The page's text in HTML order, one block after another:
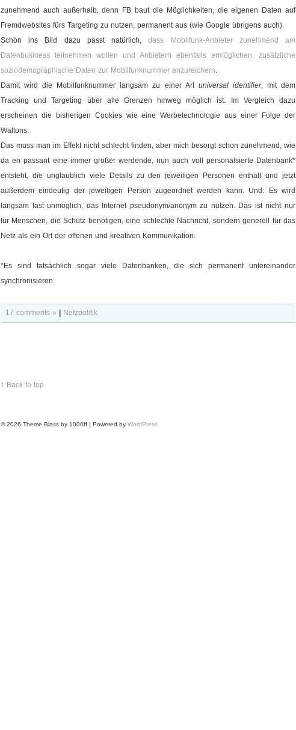
zunehmend auch außerhalb, denn FB baut die Möglichkeiten, die eigenen Daten auf
Fremdwebsites fürs Targeting zu nutzen, permanent aus (wie Google übrigens auch).
Schön ins Bild dazu passt natürlich,dass Mobilfunk-Anbieter zunehmend am
Datenbusiness teilnehmen wollen und Anbietern ebenfalls ermöglichen, zusätzliche
soziodemographische Daten zur Mobilfunknummer anzureichern.
Damit wird die Mobilfunknummer langsam zu einer Art universal identifier, mit dem
Tracking und Targeting über alle Grenzen hinweg möglich ist. Im Vergleich dazu
erscheinen die bisherigen Cookies wie eine Werbetechnologie aus einer Folge der
Waltons.
Das muss man im Effekt nicht schlecht finden, aber mich besorgt schon zunehmend, wie
da en passant eine immer größer werdende, nun auch voll personalsierte Datenbank*
entsteht, die unglaublich viele Details zu den jeweiligen Personen enthält und jetzt
außerdem eindeutig der jeweiligen Person zugeordnet werden kann. Und: Es wird
langsam fast unmöglich, das Internet pseudonym/anonym zu nutzen. Das ist nicht nur
für Menschen, die Schutz benötigen, eine schlechte Nachricht, sondern generell für das
Netz als ein Ort der offenen und kreativen Kommunikation.
*Es sind tatsächlich sogar viele Datenbanken, die sich permanent untereinander
synchronisieren.
17 comments » Netzpolitik
↑ Back to top
© 2026 Theme Blass by 1000ff | Powered by WordPress